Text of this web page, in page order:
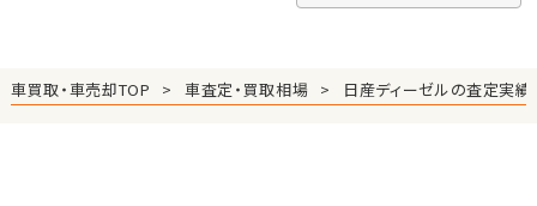
車買取・車売却TOP 車査定・買取相場 日産ディーゼルの査定実績